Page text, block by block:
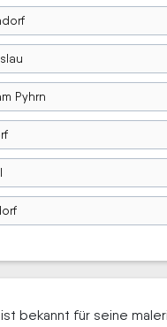
Pyhrn
bekannt für seine